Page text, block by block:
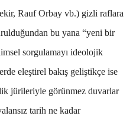
Rauf Orbay vb.) gizli raflara
ğundan bu yana “yeni bir
sorgulamayı ideolojik
eleştirel bakış geliştikçe ise
jürileriyle görünmez duvarlar
tarih ne kadar